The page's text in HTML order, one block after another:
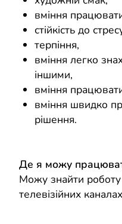
вміння
стійкість до
терпіння,
вміння легко
іншими,
вміння
вміння швидко
рішення.
Де я можу
Можу знайти роботу
телевізійних